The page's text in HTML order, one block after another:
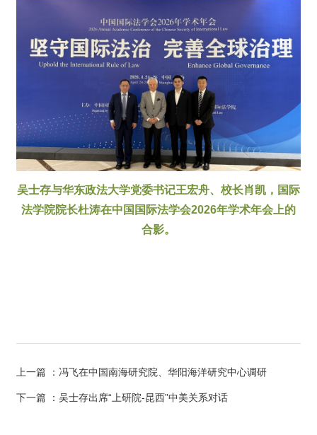
吴士存与华东政法大学党委书记王宏舟、校长肖凯，国际
法学院院长杜涛在中国国际法学会2026年学术年会上的
合影。
上一篇 ：冯飞在中国南海研究院、华阳海洋研究中心调研
下一篇 ：吴士存出席“上研院-昆西”中美关系对话